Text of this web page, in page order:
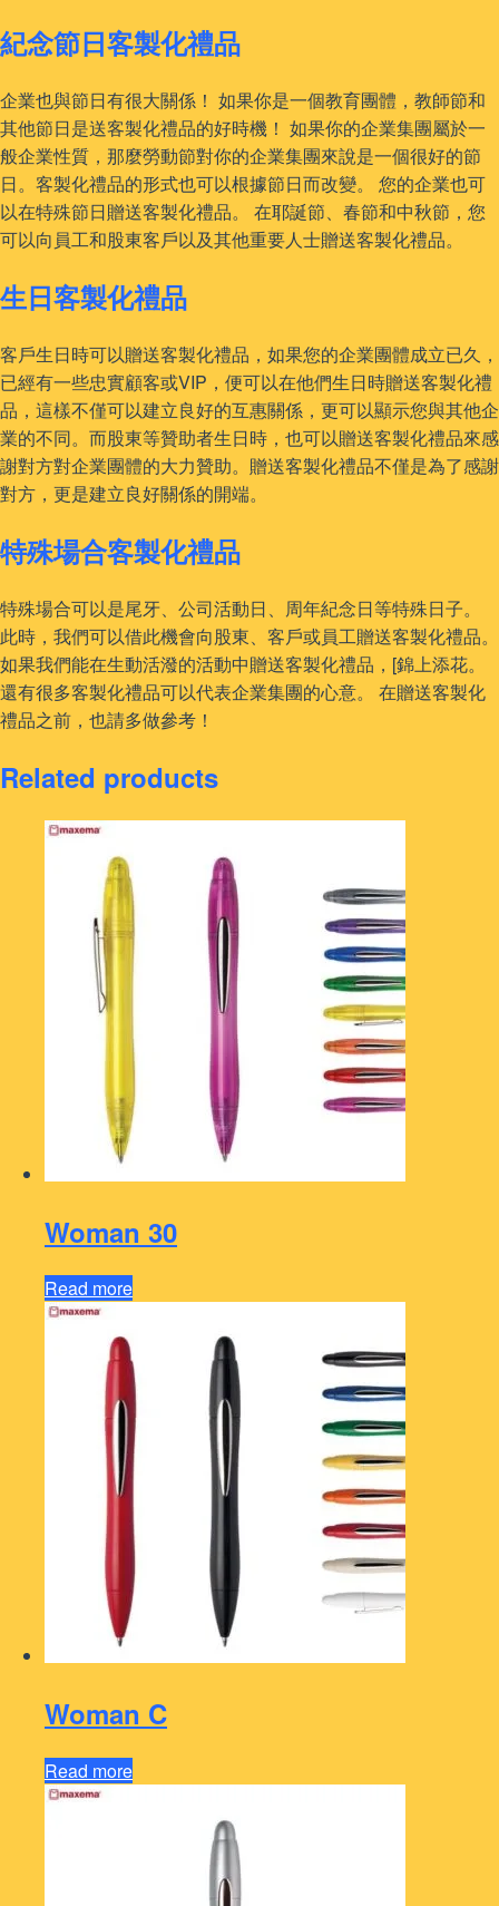
紀念節日客製化禮品
企業也與節日有很大關係！ 如果你是一個教育團體，教師節和
其他節日是送客製化禮品的好時機！ 如果你的企業集團屬於一
般企業性質，那麼勞動節對你的企業集團來說是一個很好的節
日。客製化禮品的形式也可以根據節日而改變。 您的企業也可
以在特殊節日贈送客製化禮品。 在耶誕節、春節和中秋節，您
可以向員工和股東客戶以及其他重要人士贈送客製化禮品。
生日客製化禮品
客戶生日時可以贈送客製化禮品，如果您的企業團體成立已久，
已經有一些忠實顧客或VIP，便可以在他們生日時贈送客製化禮
品，這樣不僅可以建立良好的互惠關係，更可以顯示您與其他企
業的不同。而股東等贊助者生日時，也可以贈送客製化禮品來感
謝對方對企業團體的大力贊助。贈送客製化禮品不僅是為了感謝
對方，更是建立良好關係的開端。
特殊場合客製化禮品
特殊場合可以是尾牙、公司活動日、周年紀念日等特殊日子。
此時，我們可以借此機會向股東、客戶或員工贈送客製化禮品。
如果我們能在生動活潑的活動中贈送客製化禮品，[錦上添花。
還有很多客製化禮品可以代表企業集團的心意。 在贈送客製化
禮品之前，也請多做參考！
Related products
Woman 30
Read more
Woman C
Read more